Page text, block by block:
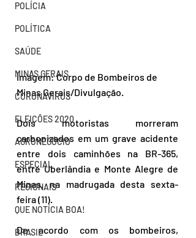
POLÍCIA
POLÍTICA
SAÚDE
MINAS GERAIS
CORONAVÍRUS
ELEIÇÕES 2020
AGRONEGÓCIO
ESPECIAL
REGIONAIS
QUE NOTÍCIA BOA!
BRASIL
Imagem: Corpo de Bombeiros de
Minas Gerais/Divulgação.
Dois motoristas morreram
carbonizados em um grave acidente
entre dois caminhões na BR-365,
entre Uberlândia e Monte Alegre de
Minas, na madrugada desta sexta-
feira (11).
De acordo com os bombeiros,